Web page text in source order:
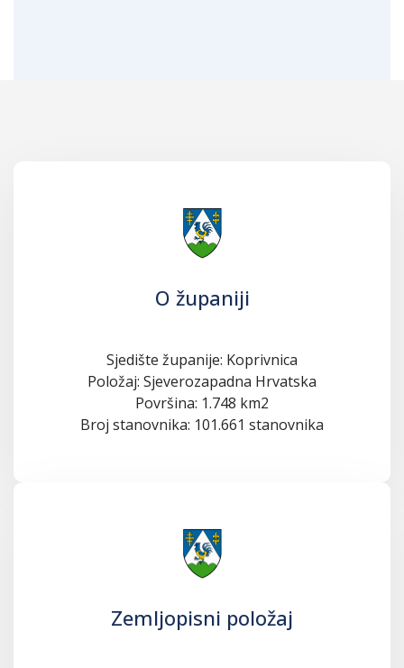
O županiji
Sjedište županije: Koprivnica
Položaj: Sjeverozapadna Hrvatska
Površina: 1.748 km2
Broj stanovnika: 101.661 stanovnika
Zemljopisni položaj